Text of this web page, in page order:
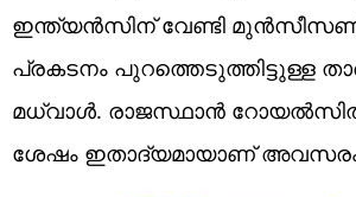
ഇന്ത്യന്‍സിന് വേണ്ടി
പ്രകടനം പുറത്തെടുത്തിട്ടുള്ള
മധ്‌വാള്‍. രാജസ്ഥാന്‍
ശേഷം ഇതാദ്യമായാണ് അവസരം